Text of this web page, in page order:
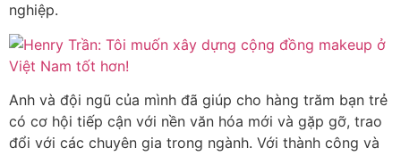
nghiệp.
Anh và đội ngũ của mình đã giúp cho hàng trăm bạn trẻ
có cơ hội tiếp cận với nền văn hóa mới và gặp gỡ, trao
đổi với các chuyên gia trong ngành. Với thành công và